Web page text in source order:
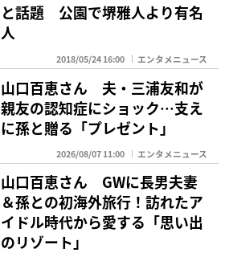
と話題 公園で堺雅人より有名
人
2018/05/24 16:00 エンタメニュース
山口百恵さん 夫・三浦友和が
親友の認知症にショック…支え
に孫と贈る「プレゼント」
2026/08/07 11:00 エンタメニュース
山口百恵さん GWに長男夫妻
＆孫との初海外旅行！訪れたア
イドル時代から愛する「思い出
のリゾート」